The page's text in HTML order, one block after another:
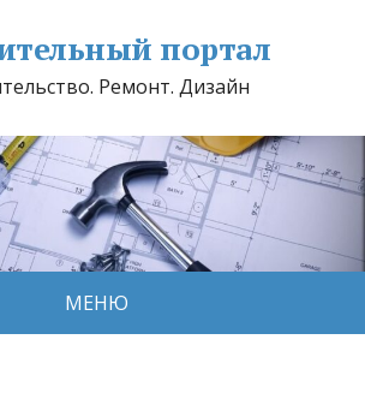
портал
Ремонт. Дизайн
МЕНЮ